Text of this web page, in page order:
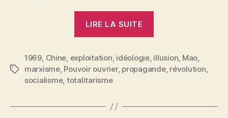
LIRE LA SUITE
:
le
Étiquettes
1969, Chine, exploitation, idéologie, illusion, Mao,
marxisme, Pouvoir ouvrier, propagande, révolution,
socialisme, totalitarisme